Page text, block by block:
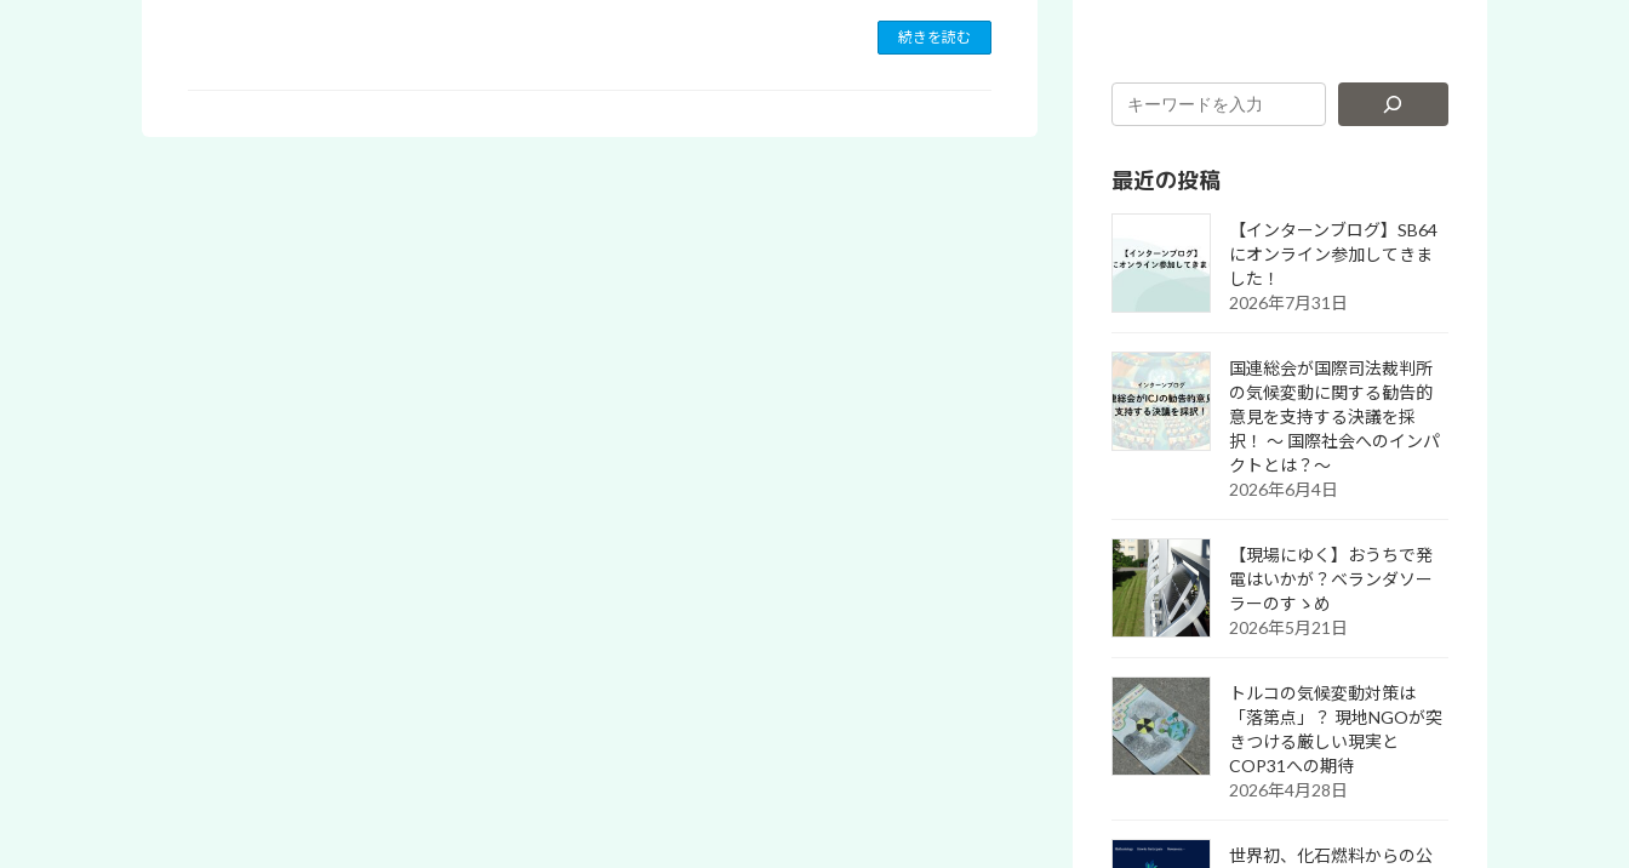
続きを読む
最近の投稿
【インターンブログ】SB64
にオンライン参加してきま
した！
2026年7月31日
国連総会が国際司法裁判所
の気候変動に関する勧告的
意見を支持する決議を採
択！ 〜 国際社会へのインパ
クトとは？～
2026年6月4日
【現場にゆく】おうちで発
電はいかが？ベランダソー
ラーのすゝめ
2026年5月21日
トルコの気候変動対策は
「落第点」？ 現地NGOが突
きつける厳しい現実と
COP31への期待
2026年4月28日
世界初、化石燃料からの公